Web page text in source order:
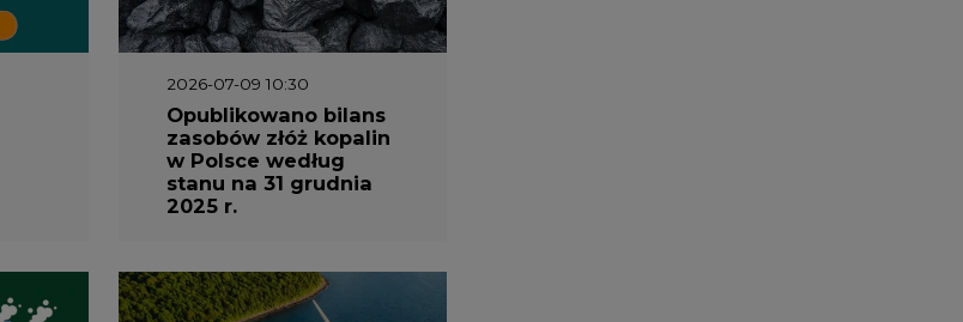
2026-07-09 10:30
Opublikowano bilans
zasobów złóż kopalin
w Polsce według
stanu na 31 grudnia
2025 r.